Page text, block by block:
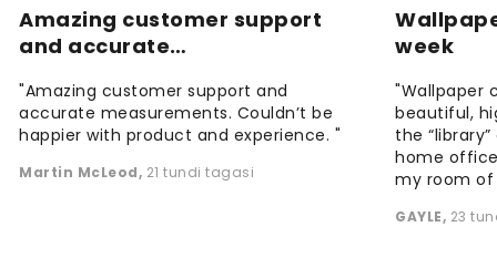
Amazing customer support
and accurate…
"Amazing customer support and
accurate measurements. Couldn’t be
happier with product and experience. "
Martin McLeod, 21 tundi tagasi
week
"Wallpaper
beautiful,
the
home
my room of
GAYLE, 23